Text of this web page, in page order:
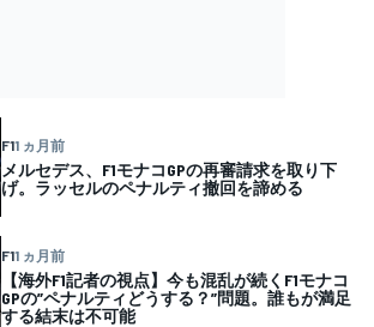
F11 ヵ月前
メルセデス、F1モナコGPの再審請求を取り下
げ。ラッセルのペナルティ撤回を諦める
F11 ヵ月前
【海外F1記者の視点】今も混乱が続くF1モナコ
GPの”ペナルティどうする？”問題。誰もが満足
する結末は不可能